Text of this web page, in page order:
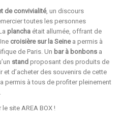
de convivialité, un discours
toutes les personnes
plancha était allumée, offrant de
croisière sur la Seinea permis à
de Paris. Un bar à bonbons a
stand proposant des produits de
d’acheter des souvenirs de cette
permis à tous de profiter pleinement
le site AREA BOX !